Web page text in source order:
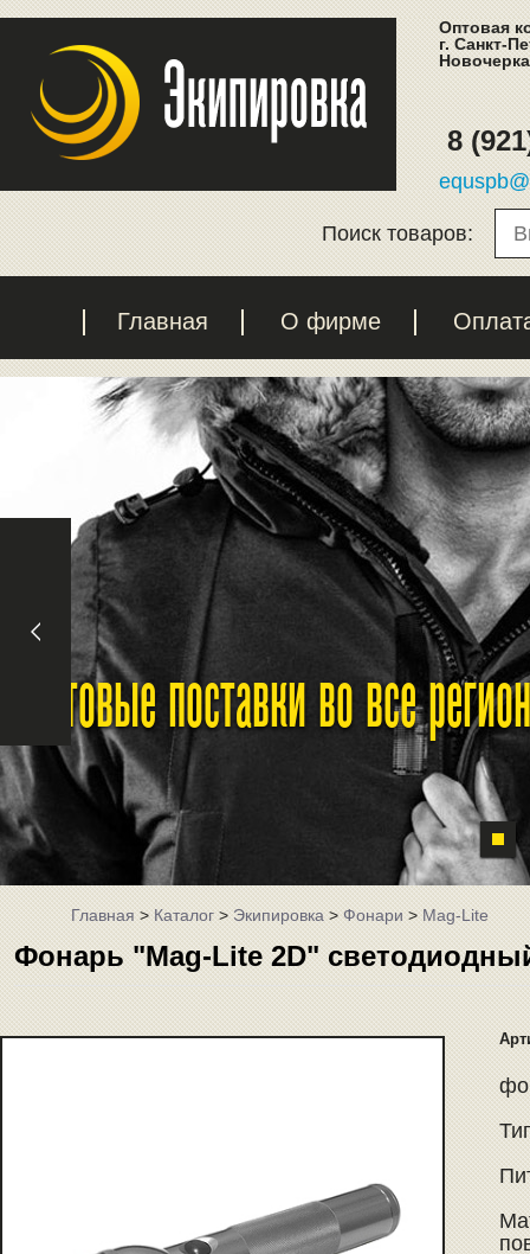
Оптовая
г. Санкт-
8
Поиск товаров:
Главная О фирме
Оптовые поставки во все
Главная>Каталог>Экипировка>Фонари>Mag-Lite
Фонарь "Mag-Lite 2D"